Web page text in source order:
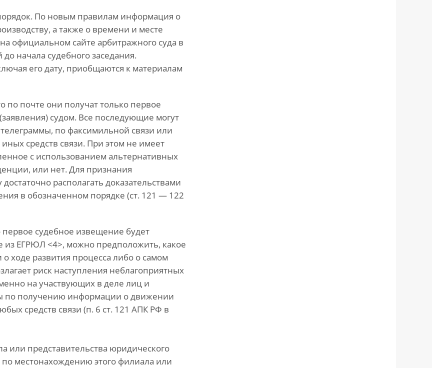
По новым правилам информация о
а также о времени и месте
официальном сайте арбитражного суда в
начала судебного заседания.
его дату, приобщаются к материалам
по почте они получат только первое
судом. Все последующие могут
по факсимильной связи или
средств связи. При этом не имеет
с использованием альтернативных
или нет. Для признания
располагать доказательствами
в обозначенном порядке (ст. 121 — 122
судебное извещение будет
из ЕГРЮЛ <4>, можно предположить, какое
ходе развития процесса либо о самом
риск наступления неблагоприятных
на участвующих в деле лиц и
по получению информации о движении
средств связи (п. 6 ст. 121 АПК РФ в
или представительства юридического
местонахождению этого филиала или